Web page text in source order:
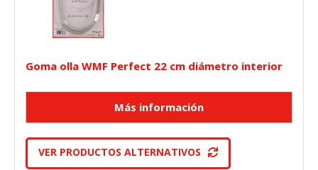
Goma olla WMF Perfect 22 cm diámetro interior
VER PRODUCTOS ALTERNATIVOS